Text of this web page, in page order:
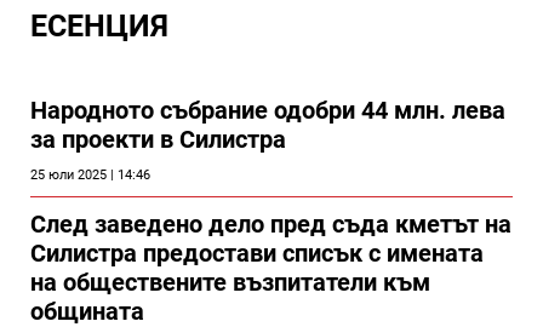
ЕСЕНЦИЯ
Народното събрание одобри 44 млн. лева
за проекти в Силистра
25 юли 2025 | 14:46
След заведено дело пред съда кметът на
Силистра предостави списък с имената
на обществените възпитатели към
общината